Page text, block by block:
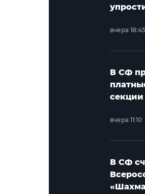
вчера 18:45
В СФ
секции
вчера 11:10
В СФ